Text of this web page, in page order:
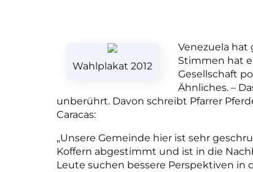
Wahlplakat 2012
Venezuela hat
Stimmen hat
Gesellschaft
Ähnliches. –
unberührt. Davon schreibt Pfarrer
Caracas:
„Unsere Gemeinde hier ist sehr
Koffern abgestimmt und ist in die
Leute suchen bessere Perspektiven in